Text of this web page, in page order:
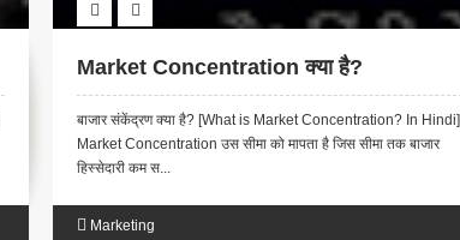
Market Concentration क्या है?
बाजार संकेंद्रण क्या है? [What is Market Concentration? In Hindi]
Market Concentration उस सीमा को मापता है जिस सीमा तक बाजार
हिस्सेदारी कम स...
Marketing